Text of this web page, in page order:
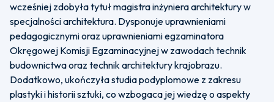
wcześniej zdobyła tytuł magistra inżyniera architektury w
specjalności architektura. Dysponuje uprawnieniami
pedagogicznymi oraz uprawnieniami egzaminatora
Okręgowej Komisji Egzaminacyjnej w zawodach technik
budownictwa oraz technik architektury krajobrazu.
Dodatkowo, ukończyła studia podyplomowe z zakresu
plastyki i historii sztuki, co wzbogaca jej wiedzę o aspekty